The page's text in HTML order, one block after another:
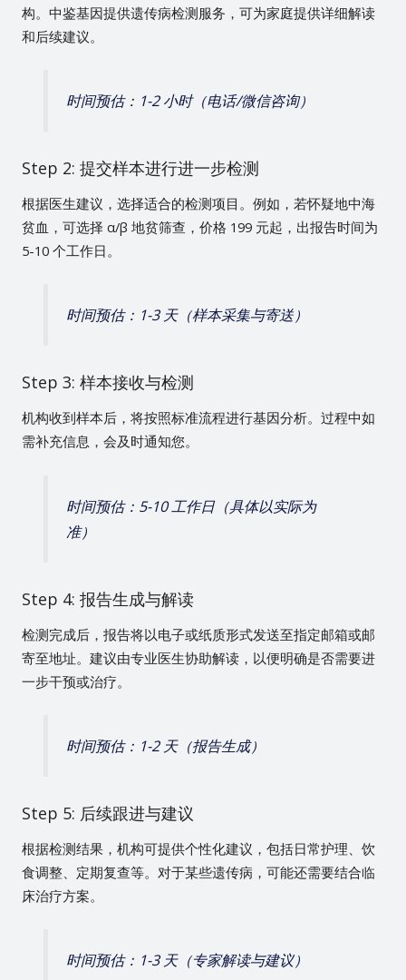
构。中鉴基因提供遗传病检测服务，可为家庭提供详细解读
和后续建议。
时间预估：1-2 小时（电话/微信咨询）
Step 2: 提交样本进行进一步检测
根据医生建议，选择适合的检测项目。例如，若怀疑地中海
贫血，可选择 α/β 地贫筛查，价格 199 元起，出报告时间为
5-10 个工作日。
时间预估：1-3 天（样本采集与寄送）
Step 3: 样本接收与检测
机构收到样本后，将按照标准流程进行基因分析。过程中如
需补充信息，会及时通知您。
时间预估：5-10 工作日（具体以实际为
准）
Step 4: 报告生成与解读
检测完成后，报告将以电子或纸质形式发送至指定邮箱或邮
寄至地址。建议由专业医生协助解读，以便明确是否需要进
一步干预或治疗。
时间预估：1-2 天（报告生成）
Step 5: 后续跟进与建议
根据检测结果，机构可提供个性化建议，包括日常护理、饮
食调整、定期复查等。对于某些遗传病，可能还需要结合临
床治疗方案。
时间预估：1-3 天（专家解读与建议）